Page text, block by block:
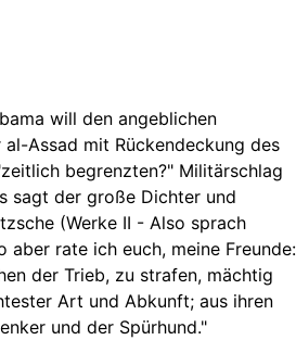
will den angeblichen
Assad mit Rückendeckung des
begrenzten?" Militärschlag
sagt der große Dichter und
(Werke II - Also sprach
aber rate ich euch, meine Freunde:
der Trieb, zu strafen, mächtig
Art und Abkunft; aus ihren
und der Spürhund."